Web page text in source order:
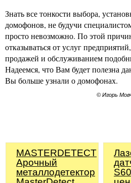
Знать все тонкости выбора,
домофонов, не будучи
просто невозможно. По этой
отказываться от услуг
продажей и обслуживанием
Надеемся, что Вам будет полезна
Вы больше узнали о домофонах.
© Игорь
MASTERDETECT
Арочный
металлодетектор